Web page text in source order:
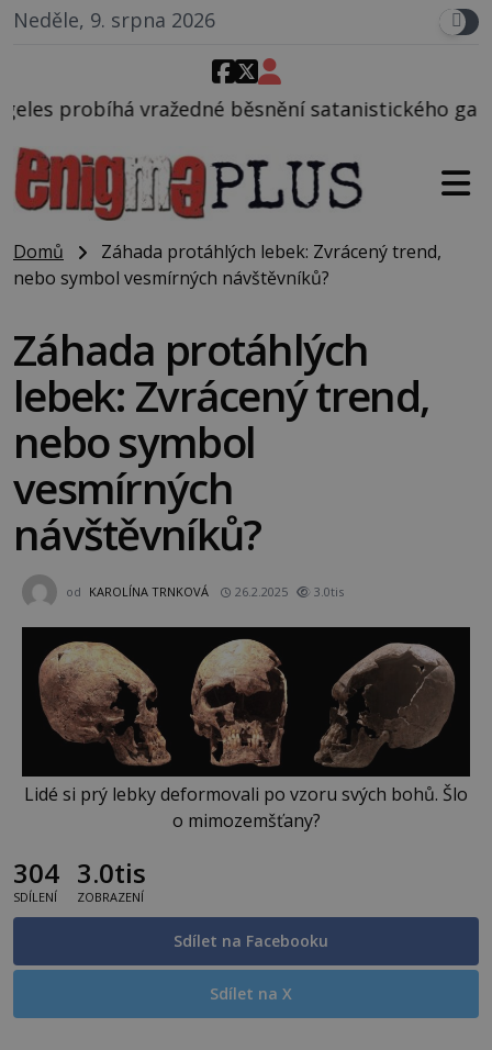
Neděle, 9. srpna 2026
běsnění satanistického gangu vedeného
Domů
Záhada protáhlých lebek: Zvrácený trend,
nebo symbol vesmírných návštěvníků?
Záhada protáhlých
lebek: Zvrácený trend,
nebo symbol
vesmírných
návštěvníků?
od KAROLÍNA TRNKOVÁ 26.2.2025 3.0tis
Lidé si prý lebky deformovali po vzoru svých bohů. Šlo
o mimozemšťany?
304
SDÍLENÍ
3.0tis
ZOBRAZENÍ
Sdílet na Facebooku
Sdílet na X